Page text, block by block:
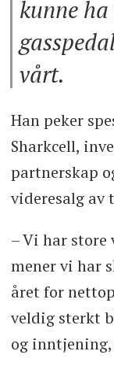
kunne
vårt.
Han peker
Sharkcell,
partnerskap
videresalg av
– Vi har store
mener vi har
året for
veldig sterkt
og